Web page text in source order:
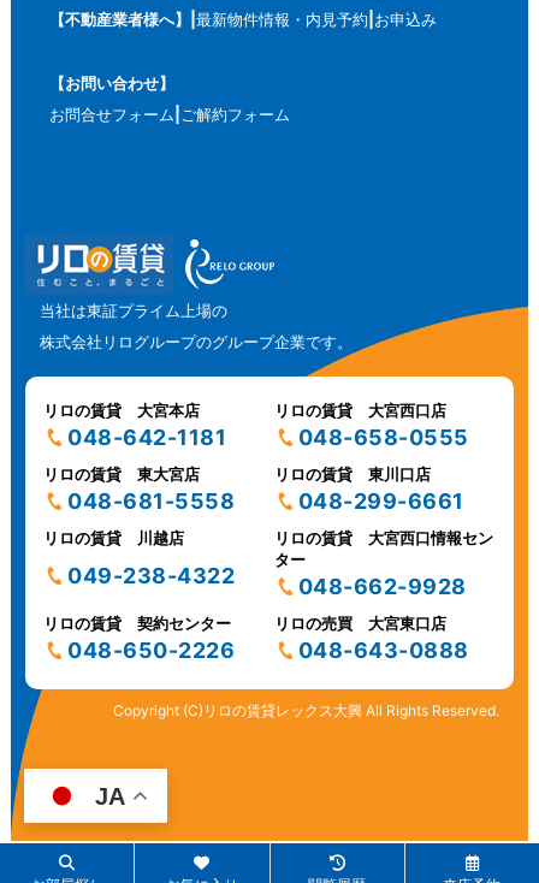
【不動産業者様へ】
最新物件情報・内見予約 お申込み
【お問い合わせ】
お問合せフォーム ご解約フォーム
当社は東証プライム上場の
株式会社リログループのグループ企業です。
リロの賃貸 大宮本店
048-642-1181
リロの賃貸 大宮西口店
048-658-0555
リロの賃貸 東大宮店
048-681-5558
リロの賃貸 東川口店
048-299-6661
リロの賃貸 川越店
049-238-4322
リロの賃貸 大宮西口情報セン
ター
048-662-9928
リロの賃貸 契約センター
048-650-2226
リロの売買 大宮東口店
048-643-0888
Copyright (C)リロの賃貸レックス大興 All Rights Reserved.
JA